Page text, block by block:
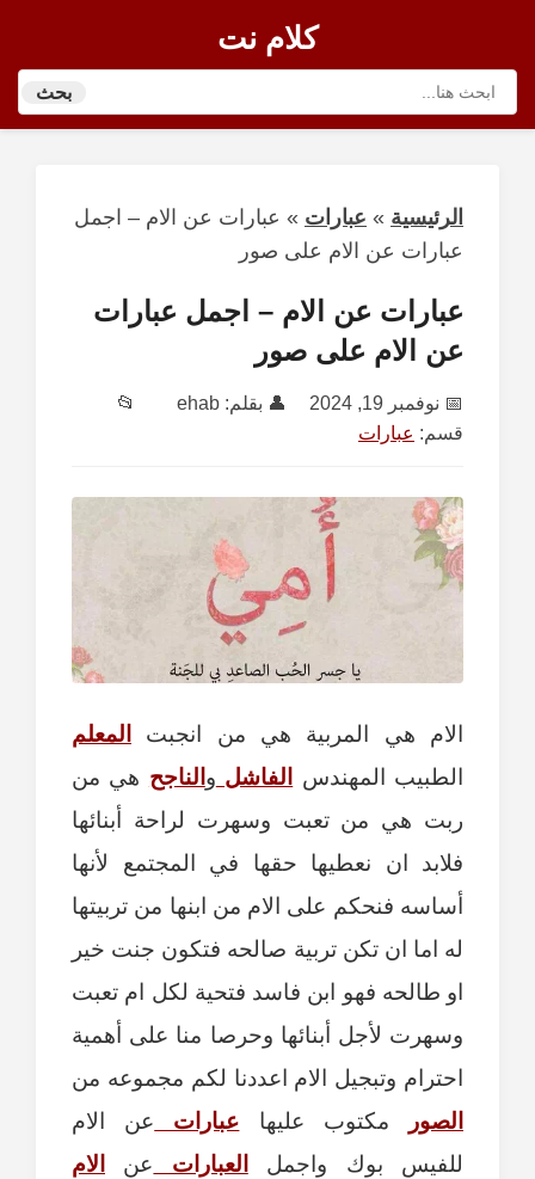
كلام نت
بحث
الرئيسية » عبارات » عبارات عن الام – اجمل
عبارات عن الام على صور
عبارات عن الام – اجمل عبارات
عن الام على صور
📅 نوفمبر 19, 2024 👤 بقلم: ehab
📂
قسم: عبارات
الام هي المربية هي من انجبت
المعلم
الطبيب المهندس
الفاشل و الناجح هي من
ربت هي من تعبت وسهرت لراحة أبنائها
فلابد ان نعطيها حقها في المجتمع لأنها
أساسه فنحكم على الام من ابنها من تربيتها
له اما ان تكن تربية صالحه فتكون جنت خير
او طالحه فهو ابن فاسد فتحية لكل ام تعبت
وسهرت لأجل أبنائها وحرصا منا على أهمية
احترام وتبجيل الام اعددنا لكم مجموعه من
الصور
مكتوب عليها عبارات عن الام
للفيس بوك واجمل
العبارات عن
الام